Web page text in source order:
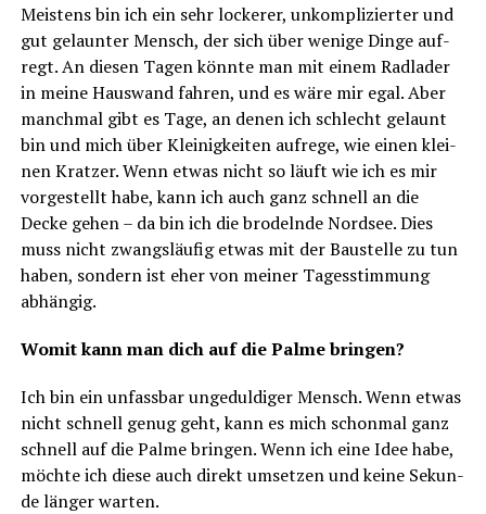
Meis­tens bin ich ein sehr locke­rer, unkom­pli­zier­ter und
gut gelaun­ter Mensch, der sich über weni­ge Din­ge auf­
regt. An die­sen Tagen könn­te man mit einem Rad­la­der
in mei­ne Haus­wand fah­ren, und es wäre mir egal. Aber
manch­mal gibt es Tage, an denen ich schlecht gelaunt
bin und mich über Klei­nig­kei­ten auf­re­ge, wie einen klei­
nen Krat­zer. Wenn etwas nicht so läuft wie ich es mir
vor­ge­stellt habe, kann ich auch ganz schnell an die
Decke gehen – da bin ich die bro­deln­de Nord­see. Dies
muss nicht zwangs­läu­fig etwas mit der Bau­stel­le zu tun
haben, son­dern ist eher von mei­ner Tages­stim­mung
abhängig.
Womit kann man dich auf die Pal­me bringen?
Ich bin ein unfass­bar unge­dul­di­ger Mensch. Wenn etwas
nicht schnell genug geht, kann es mich schon­mal ganz
schnell auf die Pal­me brin­gen. Wenn ich eine Idee habe,
möch­te ich die­se auch direkt umset­zen und kei­ne Sekun­
de län­ger warten.